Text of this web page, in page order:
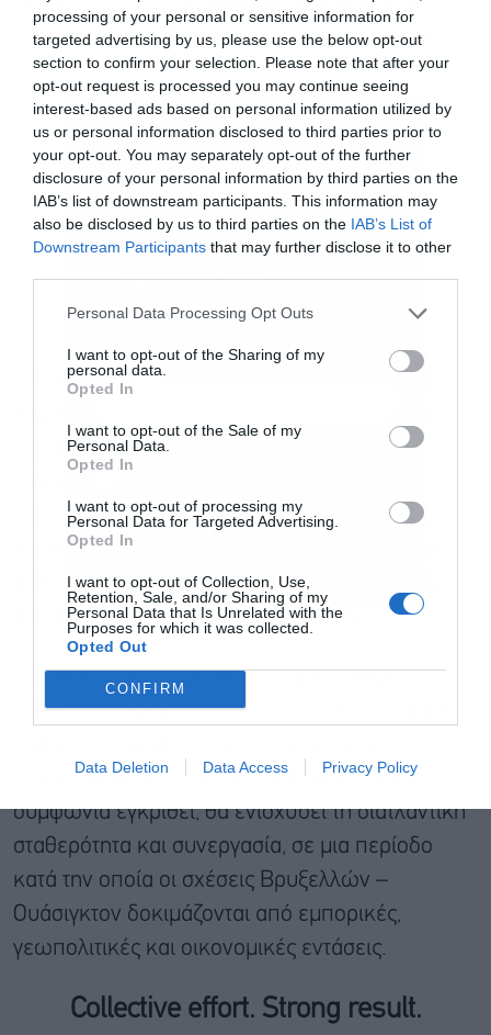
processing of your personal or sensitive information for
targeted advertising by us, please use the below opt-out
section to confirm your selection. Please note that after your
opt-out request is processed you may continue seeing
interest-based ads based on personal information utilized by
us or personal information disclosed to third parties prior to
your opt-out. You may separately opt-out of the further
disclosure of your personal information by third parties on the
IAB’s list of downstream participants. This information may
also be disclosed by us to third parties on the IAB’s List of
Downstream Participants that may further disclose it to other
Personal Data Processing Opt Outs
I want to opt-out of the Sharing of my
personal data.
Opted In
I want to opt-out of the Sale of my
Personal Data.
Opted In
I want to opt-out of processing my
Personal Data for Targeted Advertising.
Opted In
I want to opt-out of Collection, Use,
Retention, Sale, and/or Sharing of my
Personal Data that Is Unrelated with the
Purposes for which it was collected.
Opted Out
CONFIRM
Data Deletion Data Access Privacy Policy
σχέσεων ΕΕ – ΗΠΑ, αλλά ταυτόχρονα απαντά
και στην πίεση που ασκείται από την Ουάσιγκτον.
Ο Λάνγκε δήλωσε ακόμη ότι ο αντίκτυπος της
εξεταστεί στις 31 Δεκεμβρίου 2029. Όπως
ευρωπαϊκές εταιρείες ή ότι προκύπτουν νέες
ανισορροπίες, το φρένο έκτακτης ανάγκης θα
τεθεί αυτόματα σε εφαρμογή, ώστε να υπάρξει
άμεση αντίδραση από την πλευρά της ΕΕ.
Ο Ευρωπαίος επίτροπος Εμπορίου Μάρος
Σέβκοβιτς έγραψε στο X ότι «η ΕΕ κάνει πράξη
συμφέροντά μας». Όπως σημείωσε, μόλις η
συμφωνία εγκριθεί, θα ενισχύσει τη διατλαντική
σταθερότητα και συνεργασία, σε μια περίοδο
κατά την οποία οι σχέσεις Βρυξελλών –
Ουάσιγκτον δοκιμάζονται από εμπορικές,
γεωπολιτικές και οικονομικές εντάσεις.
Collective effort. Strong result.
Εγγραφή στο
newsletter
Αποδέχομαι τους